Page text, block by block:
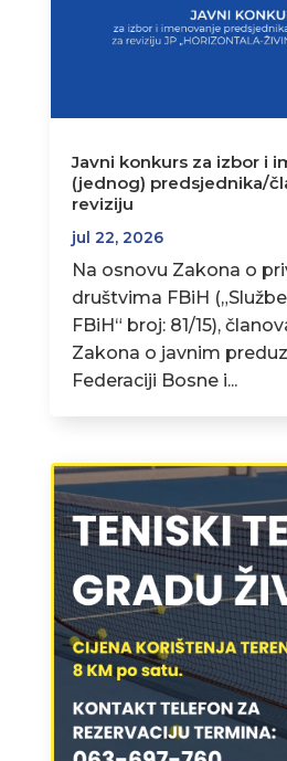
Javni konkurs za izbor i
(jednog) predsjednika/
reviziju
jul 22, 2026
Na osnovu Zakona o
društvima FBiH
FBiH“ broj: 81/15),
Zakona o javnim
Federaciji Bosne i...